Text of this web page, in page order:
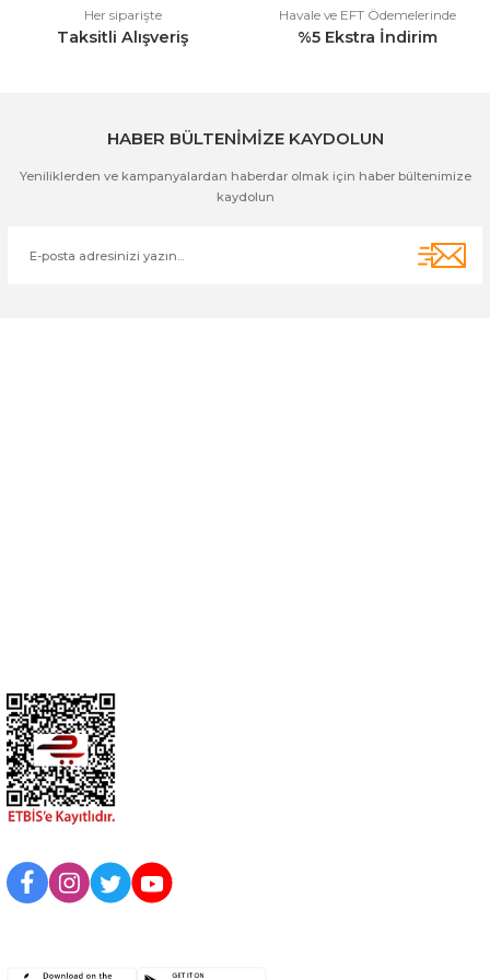
Her siparişte
Taksitli Alışveriş
Havale ve EFT Ödemelerinde
%5 Ekstra İndirim
HABER BÜLTENİMİZE KAYDOLUN
Yeniliklerden ve kampanyalardan haberdar olmak için haber bültenimize
kaydolun